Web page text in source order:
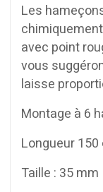
Les
avec point
vous
laisse
Montage à 6
Longueur 150
Taille : 35 mm